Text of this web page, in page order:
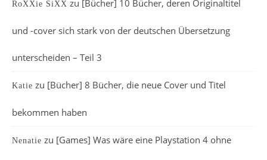
RoXXie SiXX zu [Bücher] 10 Bücher, deren Originaltitel
und -cover sich stark von der deutschen Übersetzung
unterscheiden – Teil 3
Katie zu [Bücher] 8 Bücher, die neue Cover und Titel
bekommen haben
Nenatie zu [Games] Was wäre eine Playstation 4 ohne